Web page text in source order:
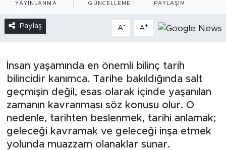
YAYINLANMA GÜNCELLEME PAYLAŞIM
Paylaş A- A+
İnsan yaşamında en önemli bilinç tarih
bilincidir kanımca. Tarihe bakıldığında salt
geçmişin değil, esas olarak içinde yaşanılan
zamanın kavranması söz konusu olur. O
nedenle, tarihten beslenmek, tarihi anlamak;
geleceği kavramak ve geleceği inşa etmek
yolunda muazzam olanaklar sunar.